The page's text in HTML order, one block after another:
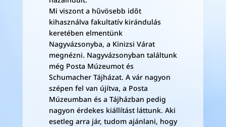
Mi viszont a hűvösebb időt
kihasználva fakultatív kirándulás
keretében elmentünk
Nagyvázsonyba, a Kinizsi Várat
megnézni. Nagyvázsonyban találtunk
még Posta Múzeumot és
Schumacher Tájházat. A vár nagyon
szépen fel van újítva, a Posta
Múzeumban és a Tájházban pedig
nagyon érdekes kiállítást láttunk. Aki
esetleg arra jár, tudom ajánlani, hogy